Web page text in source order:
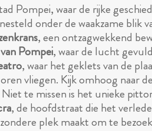
Pompei, waar de rijke
onder de waakzame
, een ontzagwekkend
Pompei, waar de lucht
, waar het geklets van de
vliegen. Kijk omhoog naar
te missen is het unieke
, de hoofdstraat die het
plek maakt om te